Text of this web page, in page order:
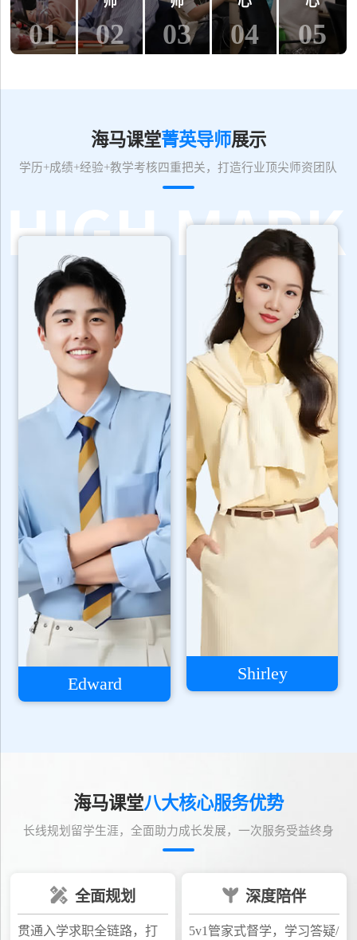
01 02 03 04 05
海马课堂菁英导师展示
学历+成绩+经验+教学考核四重把关，打造行业顶尖师资团队
Edward
Shirley
海马课堂八大核心服务优势
长线规划留学生涯，全面助力成长发展，一次服务受益终身
全面规划
贯通入学求职全链路，打
深度陪伴
5v1管家式督学，学习答疑/